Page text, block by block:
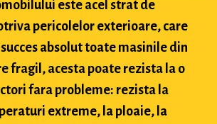
este acel strat de
pericolelor exterioare, care
absolut toate masinile din
fragil, acesta poate rezista la o
fara probleme: rezista la
extreme, la ploaie, la